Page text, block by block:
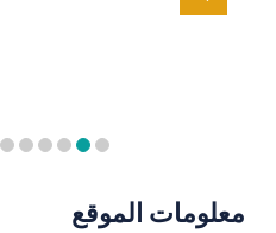
معلومات الموقع